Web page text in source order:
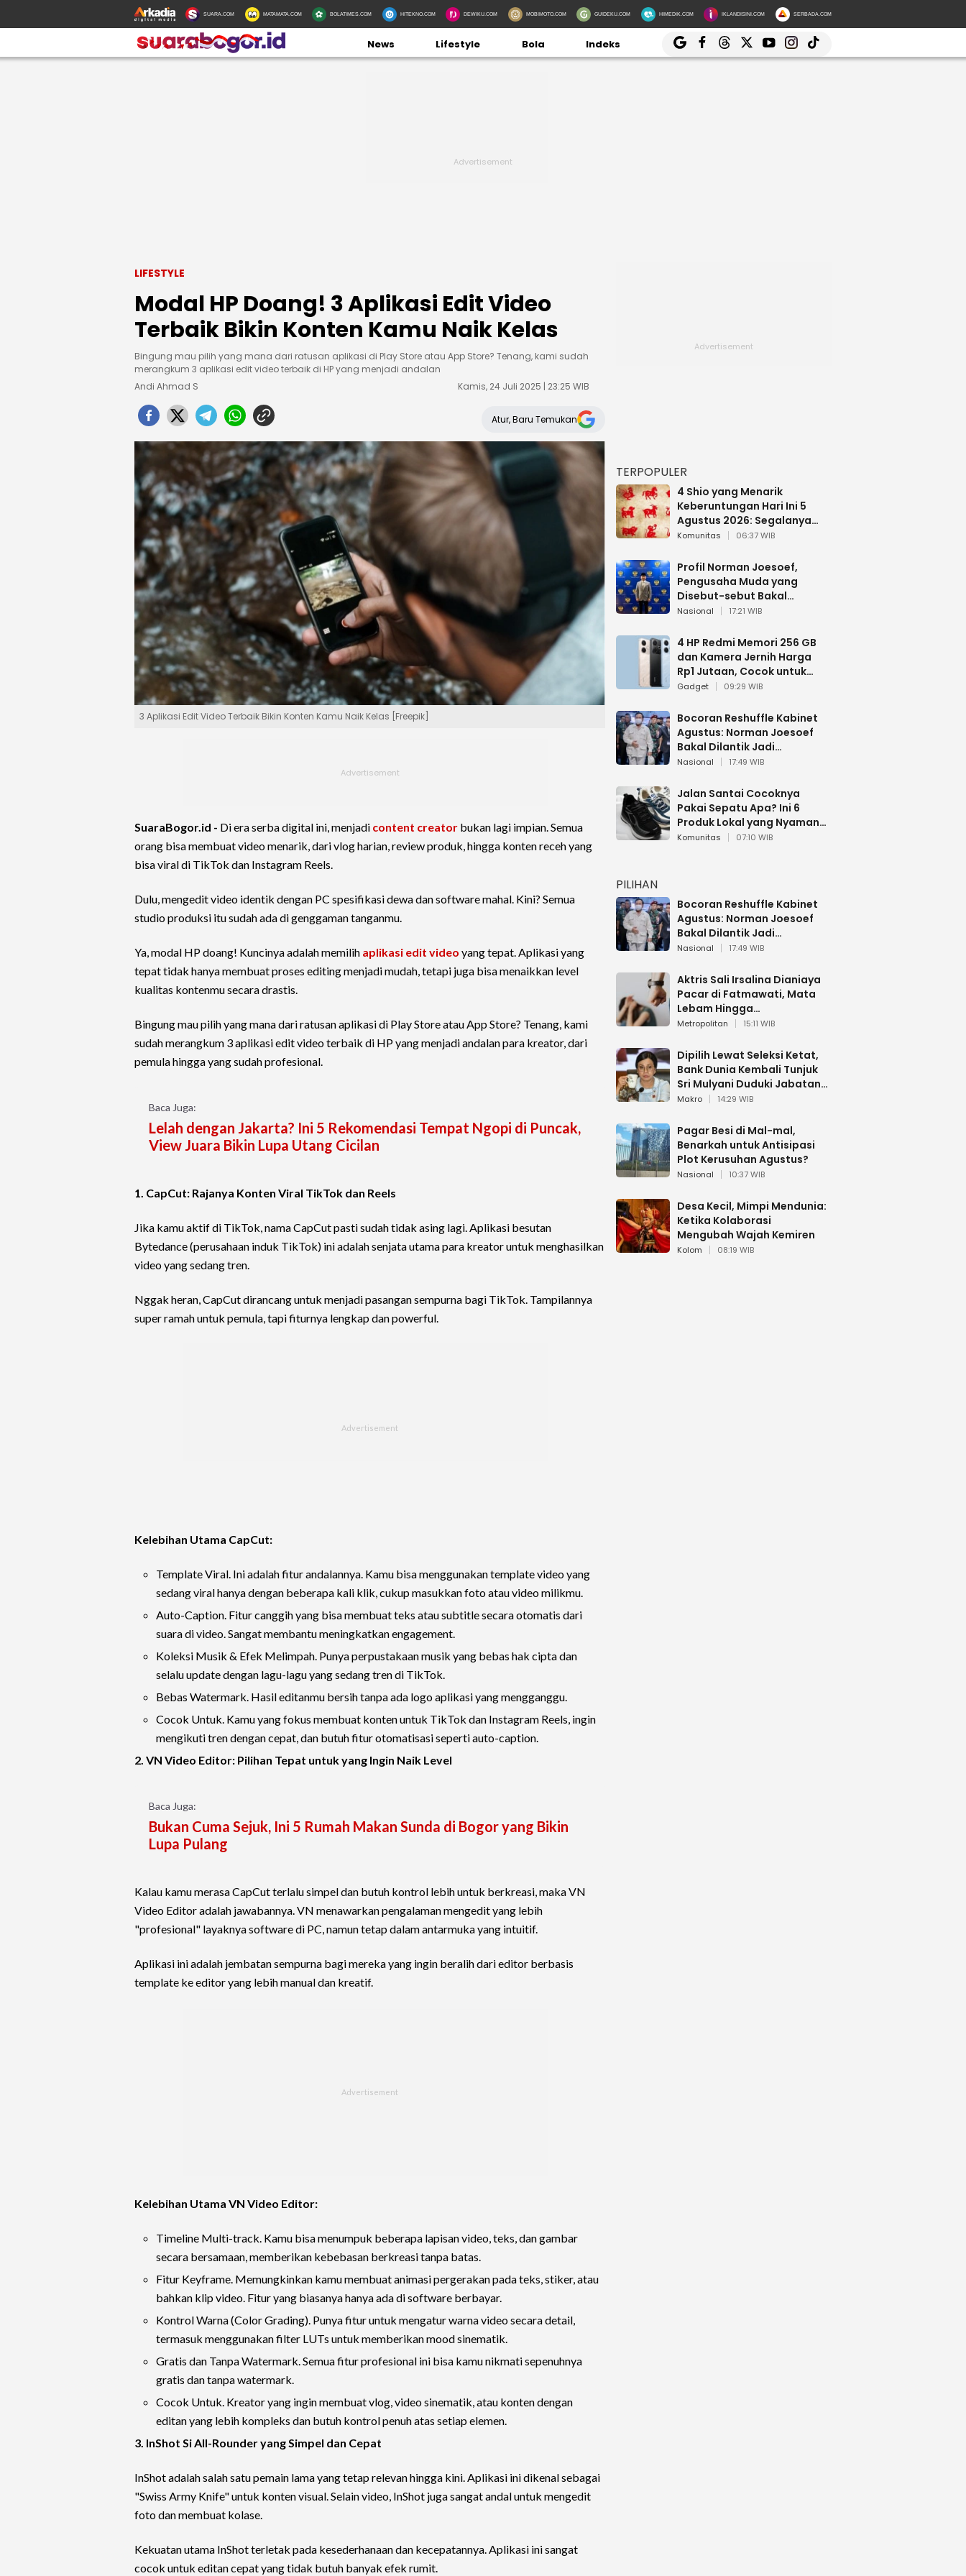
SUARA.COM MATAMATA.COM BOLATIMES.COM HITEKNO.COM DEWIKU.COM MOBIMOTO.COM GUIDEKU.COM HIMEDIK.COM IKLANDISINI.COM SERBADA.COM
News Lifestyle Bola Indeks
LIFESTYLE
Modal HP Doang! 3 Aplikasi Edit Video
Terbaik Bikin Konten Kamu Naik Kelas
Bingung mau pilih yang mana dari ratusan aplikasi di Play Store atau App Store? Tenang, kami sudah
merangkum 3 aplikasi edit video terbaik di HP yang menjadi andalan
Andi Ahmad S
Kamis, 24 Juli 2025 | 23:25 WIB
Atur, Baru Temukan
3 Aplikasi Edit Video Terbaik Bikin Konten Kamu Naik Kelas [Freepik]
SuaraBogor.id - Di era serba digital ini, menjadi content creator bukan lagi impian. Semua
orang bisa membuat video menarik, dari vlog harian, review produk, hingga konten receh yang
bisa viral di TikTok dan Instagram Reels.
Dulu, mengedit video identik dengan PC spesifikasi dewa dan software mahal. Kini? Semua
studio produksi itu sudah ada di genggaman tanganmu.
Ya, modal HP doang! Kuncinya adalah memilih aplikasi edit video yang tepat. Aplikasi yang
tepat tidak hanya membuat proses editing menjadi mudah, tetapi juga bisa menaikkan level
kualitas kontenmu secara drastis.
Bingung mau pilih yang mana dari ratusan aplikasi di Play Store atau App Store? Tenang, kami
sudah merangkum 3 aplikasi edit video terbaik di HP yang menjadi andalan para kreator, dari
pemula hingga yang sudah profesional.
Baca Juga:
Lelah dengan Jakarta? Ini 5 Rekomendasi Tempat Ngopi di Puncak,
View Juara Bikin Lupa Utang Cicilan
1. CapCut: Rajanya Konten Viral TikTok dan Reels
Jika kamu aktif di TikTok, nama CapCut pasti sudah tidak asing lagi. Aplikasi besutan
Bytedance (perusahaan induk TikTok) ini adalah senjata utama para kreator untuk menghasilkan
video yang sedang tren.
Nggak heran, CapCut dirancang untuk menjadi pasangan sempurna bagi TikTok. Tampilannya
super ramah untuk pemula, tapi fiturnya lengkap dan powerful.
Kelebihan Utama CapCut:
Template Viral. Ini adalah fitur andalannya. Kamu bisa menggunakan template video yang
sedang viral hanya dengan beberapa kali klik, cukup masukkan foto atau video milikmu.
Auto-Caption. Fitur canggih yang bisa membuat teks atau subtitle secara otomatis dari
suara di video. Sangat membantu meningkatkan engagement.
Koleksi Musik & Efek Melimpah. Punya perpustakaan musik yang bebas hak cipta dan
selalu update dengan lagu-lagu yang sedang tren di TikTok.
Bebas Watermark. Hasil editanmu bersih tanpa ada logo aplikasi yang mengganggu.
Cocok Untuk. Kamu yang fokus membuat konten untuk TikTok dan Instagram Reels, ingin
mengikuti tren dengan cepat, dan butuh fitur otomatisasi seperti auto-caption.
2. VN Video Editor: Pilihan Tepat untuk yang Ingin Naik Level
Baca Juga:
Bukan Cuma Sejuk, Ini 5 Rumah Makan Sunda di Bogor yang Bikin
Lupa Pulang
Kalau kamu merasa CapCut terlalu simpel dan butuh kontrol lebih untuk berkreasi, maka VN
Video Editor adalah jawabannya. VN menawarkan pengalaman mengedit yang lebih
"profesional" layaknya software di PC, namun tetap dalam antarmuka yang intuitif.
Aplikasi ini adalah jembatan sempurna bagi mereka yang ingin beralih dari editor berbasis
template ke editor yang lebih manual dan kreatif.
Kelebihan Utama VN Video Editor:
Timeline Multi-track. Kamu bisa menumpuk beberapa lapisan video, teks, dan gambar
secara bersamaan, memberikan kebebasan berkreasi tanpa batas.
Fitur Keyframe. Memungkinkan kamu membuat animasi pergerakan pada teks, stiker, atau
bahkan klip video. Fitur yang biasanya hanya ada di software berbayar.
Kontrol Warna (Color Grading). Punya fitur untuk mengatur warna video secara detail,
termasuk menggunakan filter LUTs untuk memberikan mood sinematik.
Gratis dan Tanpa Watermark. Semua fitur profesional ini bisa kamu nikmati sepenuhnya
gratis dan tanpa watermark.
Cocok Untuk. Kreator yang ingin membuat vlog, video sinematik, atau konten dengan
editan yang lebih kompleks dan butuh kontrol penuh atas setiap elemen.
3. InShot Si All-Rounder yang Simpel dan Cepat
InShot adalah salah satu pemain lama yang tetap relevan hingga kini. Aplikasi ini dikenal sebagai
"Swiss Army Knife" untuk konten visual. Selain video, InShot juga sangat andal untuk mengedit
foto dan membuat kolase.
Kekuatan utama InShot terletak pada kesederhanaan dan kecepatannya. Aplikasi ini sangat
cocok untuk editan cepat yang tidak butuh banyak efek rumit.
TERPOPULER
4 Shio yang Menarik
Keberuntungan Hari Ini 5
Agustus 2026: Segalanya
Berjalan Lancar
Komunitas 06:37 WIB
Profil Norman Joesoef,
Pengusaha Muda yang
Disebut-sebut Bakal
Dilantik Jadi Wamenhan RI
Nasional 17:21 WIB
4 HP Redmi Memori 256 GB
dan Kamera Jernih Harga
Rp1 Jutaan, Cocok untuk
Multitasking
Gadget 09:29 WIB
Bocoran Reshuffle Kabinet
Agustus: Norman Joesoef
Bakal Dilantik Jadi
Wamenhan RI
Nasional 17:49 WIB
Jalan Santai Cocoknya
Pakai Sepatu Apa? Ini 6
Produk Lokal yang Nyaman
Buat 17 Agustusan
Komunitas 07:10 WIB
PILIHAN
Bocoran Reshuffle Kabinet
Agustus: Norman Joesoef
Bakal Dilantik Jadi
Wamenhan RI
Nasional 17:49 WIB
Aktris Sali Irsalina Dianiaya
Pacar di Fatmawati, Mata
Lebam Hingga
Diselamatkan Polantas
Metropolitan 15:11 WIB
Dipilih Lewat Seleksi Ketat,
Bank Dunia Kembali Tunjuk
Sri Mulyani Duduki Jabatan
Strategis
Makro 14:29 WIB
Pagar Besi di Mal-mal,
Benarkah untuk Antisipasi
Plot Kerusuhan Agustus?
Nasional 10:37 WIB
Desa Kecil, Mimpi Mendunia:
Ketika Kolaborasi
Mengubah Wajah Kemiren
Kolom 08:19 WIB